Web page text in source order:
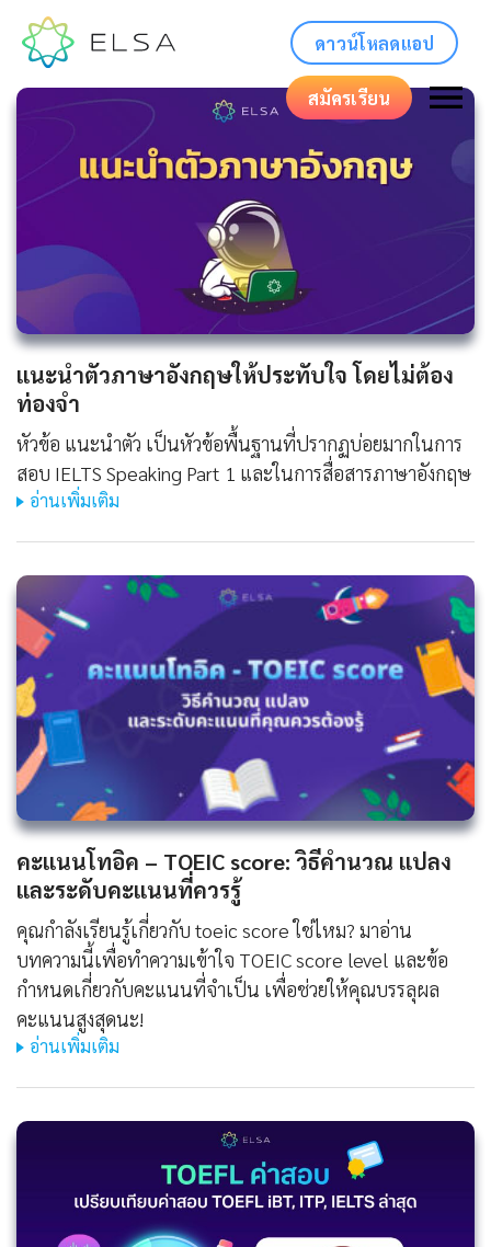
ดาวน์โหลดแอป
สมัครเรียน
แนะนําตัวภาษาอังกฤษให้ประทับใจ โดยไม่ต้อง
ท่องจำ
หัวข้อ แนะนำตัว เป็นหัวข้อพื้นฐานที่ปรากฏบ่อยมากในการ
สอบ IELTS Speaking Part 1 และในการสื่อสารภาษาอังกฤษ
อ่านเพิ่มเติม
คะแนนโทอิค – TOEIC score: วิธีคำนวณ แปลง
และระดับคะแนนที่ควรรู้
คุณกำลังเรียนรู้เกี่ยวกับ toeic score ใช่ไหม? มาอ่าน
บทความนี้เพื่อทำความเข้าใจ TOEIC score level และข้อ
กำหนดเกี่ยวกับคะแนนที่จำเป็น เพื่อช่วยให้คุณบรรลุผล
คะแนนสูงสุดนะ!
อ่านเพิ่มเติม